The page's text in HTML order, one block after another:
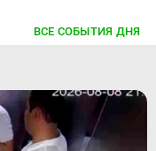
ВСЕ СОБЫТИЯ ДНЯ